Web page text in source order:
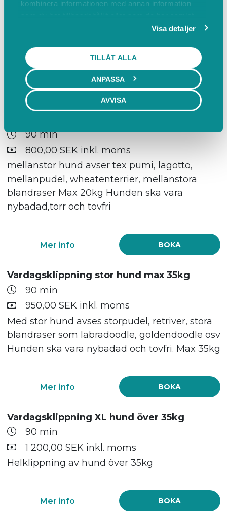
kombinera informationen med annan information
Visa detaljer
TILLÅT ALLA
ANPASSA
AVVISA
700,00 SEK inkl. moms
liten hund avser tex lhasa apso shihtzu bichon
ska vara nybadad, torr och tovfri.
BOKA
Mer info
90 min
800,00 SEK inkl. moms
mellanstor hund avser tex pumi, lagotto,
mellanpudel, wheatenterrier, mellanstora
blandraser Max 20kg Hunden ska vara
nybadad,torr och tovfri
BOKA
Mer info
Vardagsklippning stor hund max 35kg
90 min
950,00 SEK inkl. moms
Med stor hund avses storpudel, retriver, stora
blandraser som labradoodle, goldendoodle osv
Hunden ska vara nybadad och tovfri. Max 35kg
BOKA
Mer info
Vardagsklippning XL hund över 35kg
90 min
1 200,00 SEK inkl. moms
Helklippning av hund över 35kg
BOKA
Mer info